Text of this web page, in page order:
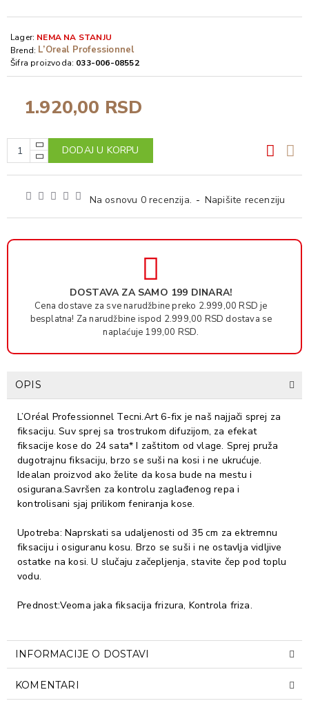
Na osnovu 0 recenzija. - Napišite recenziju
1.920,00 RSD
Lager: NEMA NA STANJU
Brend: L’Oreal Professionnel
Šifra proizvoda: 033-006-08552
DODAJ U KORPU
DOSTAVA ZA SAMO 199 DINARA!
Cena dostave za sve narudžbine preko 2.999,00 RSD je
besplatna! Za narudžbine ispod 2.999,00 RSD dostava se
naplaćuje 199,00 RSD.
OPIS
L’Oréal Professionnel Tecni.Art 6-fix je naš najjači sprej za
fiksaciju. Suv sprej sa trostrukom difuzijom, za efekat
fiksacije kose do 24 sata* I zaštitom od vlage. Sprej pruža
dugotrajnu fiksaciju, brzo se suši na kosi i ne ukrućuje.
Idealan proizvod ako želite da kosa bude na mestu i
osigurana.Savršen za kontrolu zaglađenog repa i
kontrolisani sjaj prilikom feniranja kose.
Upotreba: Naprskati sa udaljenosti od 35 cm za ektremnu
fiksaciju i osiguranu kosu. Brzo se suši i ne ostavlja vidljive
ostatke na kosi. U slučaju začepljenja, stavite čep pod toplu
vodu.
Prednost:Veoma jaka fiksacija frizura, Kontrola friza.
INFORMACIJE O DOSTAVI
KOMENTARI